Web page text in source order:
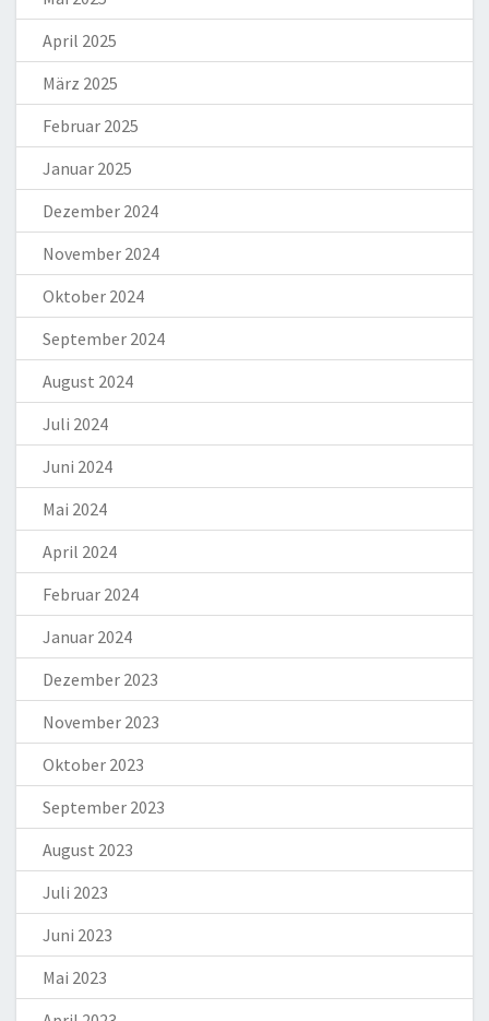
April 2025
März 2025
Februar 2025
Januar 2025
Dezember 2024
November 2024
Oktober 2024
September 2024
August 2024
Juli 2024
Juni 2024
Mai 2024
April 2024
Februar 2024
Januar 2024
Dezember 2023
November 2023
Oktober 2023
September 2023
August 2023
Juli 2023
Juni 2023
Mai 2023